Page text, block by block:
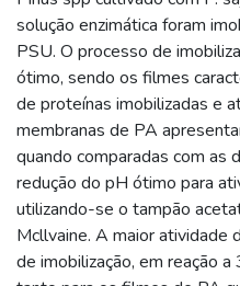
solução enzimática foram
PSU. O processo de
ótimo, sendo os filmes
de proteínas imobilizadas e
membranas de PA
quando comparadas com as
redução do pH ótimo para
utilizando-se o tampão
Mcllvaine. A maior atividade
de imobilização, em reação